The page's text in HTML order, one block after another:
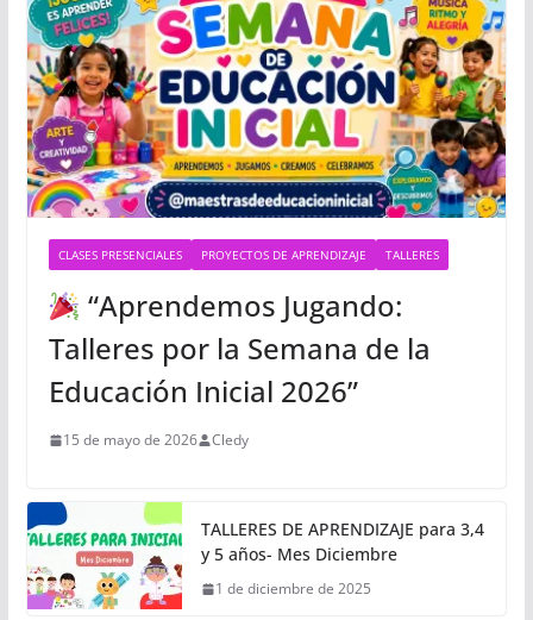
CLASES PRESENCIALES PROYECTOS DE APRENDIZAJE TALLERES
“Aprendemos Jugando:
Talleres por la Semana de la
Educación Inicial 2026”
15 de mayo de 2026 Cledy
TALLERES DE APRENDIZAJE para 3,4
y 5 años- Mes Diciembre
1 de diciembre de 2025